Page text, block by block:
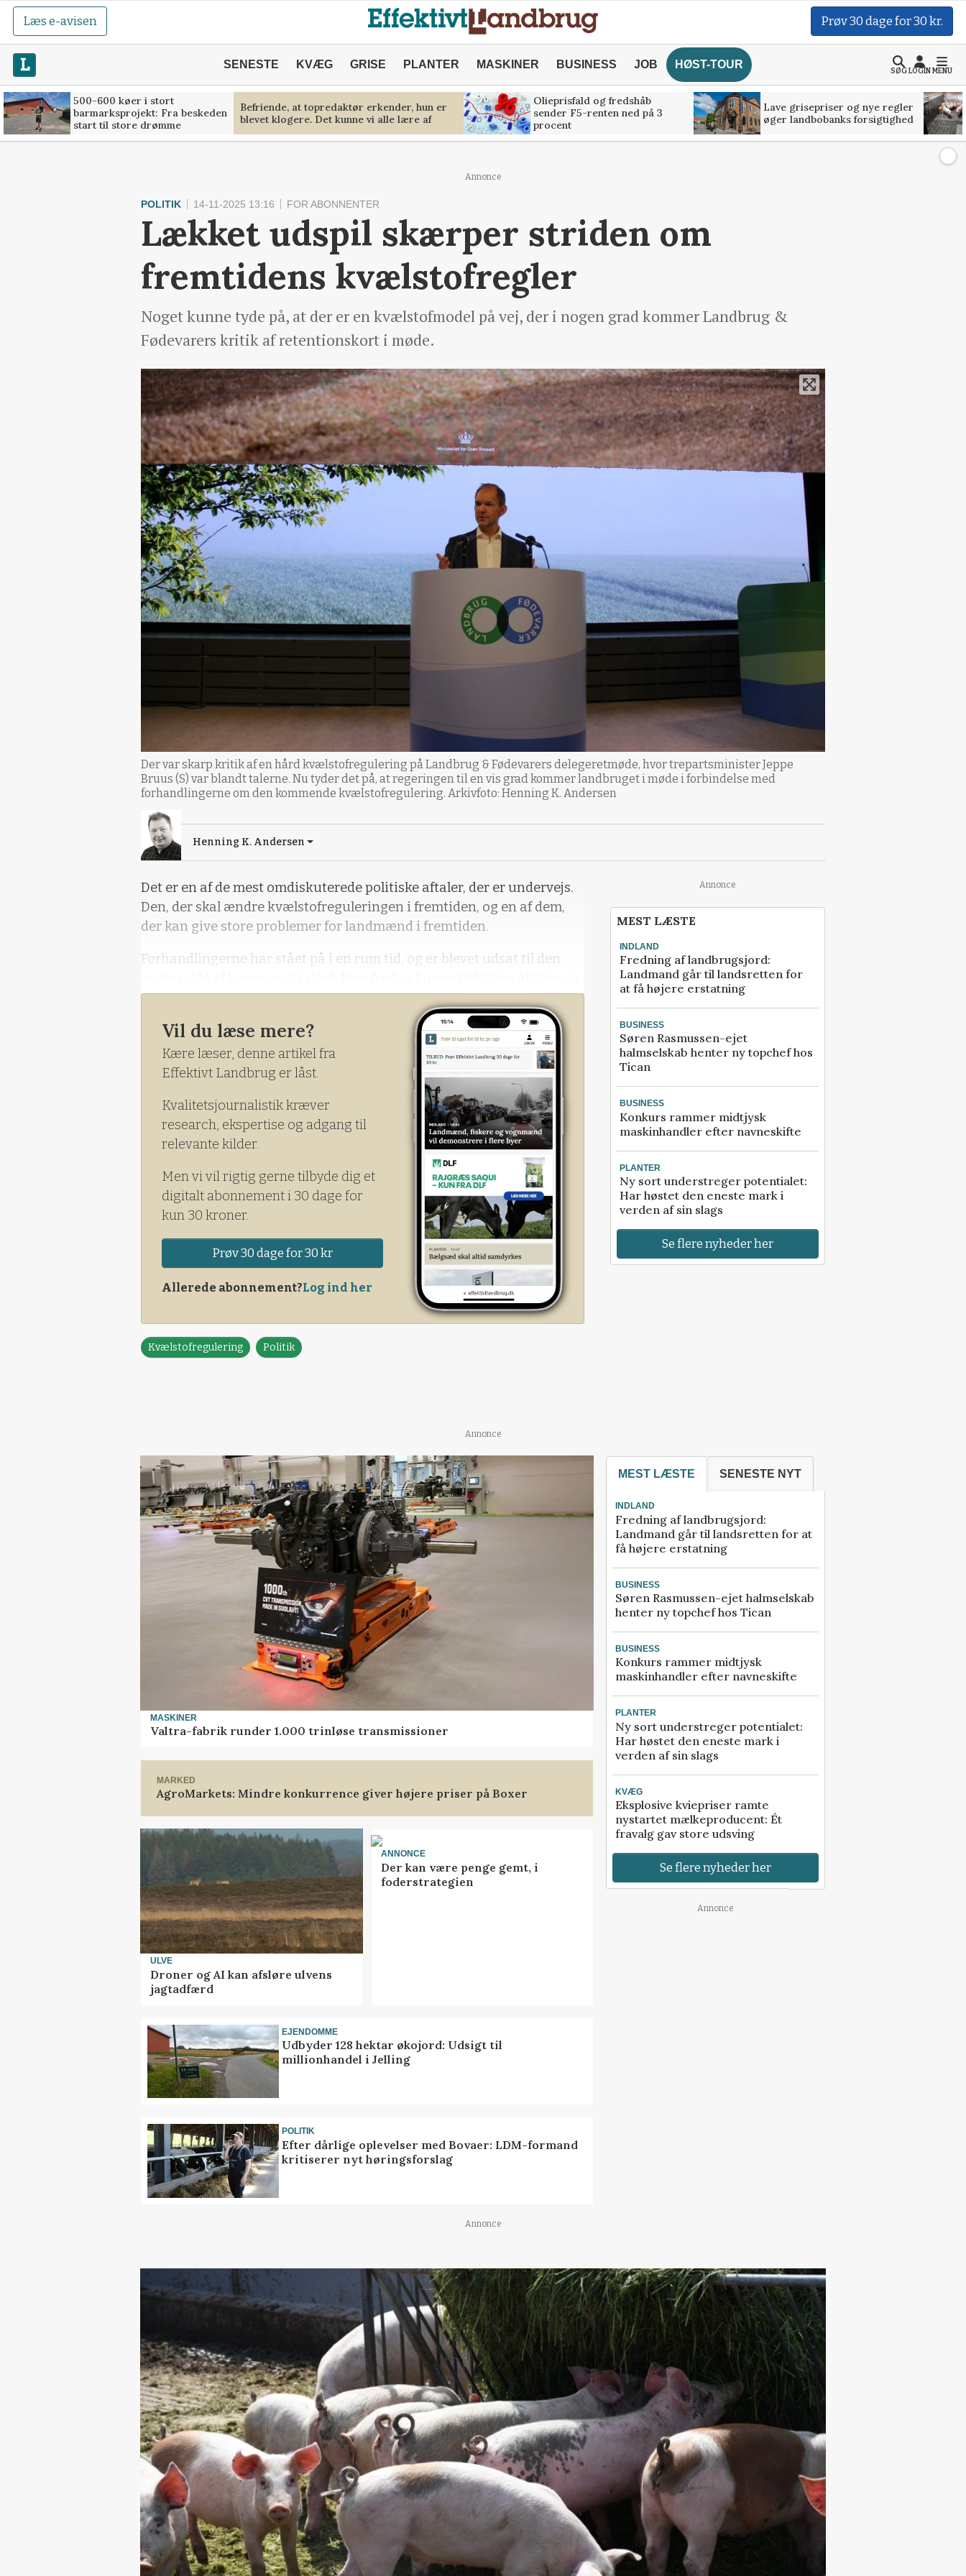
Læs e-avisen Prøv 30 dage for 30 kr.
SENESTE KVÆG GRISE PLANTER MASKINER BUSINESS JOB HØST-TOUR
SØGLOGINMENU
500-600 køer i stort
barmarksprojekt: Fra beskeden
start til store drømme
Befriende, at topredaktør erkender, hun er
blevet klogere. Det kunne vi alle lære af
Olieprisfald og fredshåb
sender F5-renten ned på 3
procent
Lave grisepriser og nye regler
øger landbobanks forsigtighed
Annonce
POLITIK 14-11-2025 13:16 FOR ABONNENTER
Lækket udspil skærper striden om
fremtidens kvælstofregler
Noget kunne tyde på, at der er en kvælstofmodel på vej, der i nogen grad kommer Landbrug &
Fødevarers kritik af retentionskort i møde.
Der var skarp kritik af en hård kvælstofregulering på Landbrug & Fødevarers delegeretmøde, hvor trepartsminister Jeppe
Bruus (S) var blandt talerne. Nu tyder det på, at regeringen til en vis grad kommer landbruget i møde i forbindelse med
forhandlingerne om den kommende kvælstofregulering. Arkivfoto: Henning K. Andersen
Henning K. Andersen
Det er en af de mest omdiskuterede politiske aftaler, der er undervejs.
Den, der skal ændre kvælstofreguleringen i fremtiden, og en af dem,
der kan give store problemer for landmænd i fremtiden.
Forhandlingerne har stået på i en rum tid, og er blevet udsat til den
den foreløbige aftale, der ligger på bordet, vil kombinere den såkaldte
Vil du læse mere?
Kære læser, denne artikel fra
Effektivt Landbrug er låst.
Kvalitetsjournalistik kræver
research, ekspertise og adgang til
relevante kilder.
Men vi vil rigtig gerne tilbyde dig et
digitalt abonnement i 30 dage for
kun 30 kroner.
Prøv 30 dage for 30 kr
Allerede abonnement?Log ind her
Kvælstofregulering Politik
Annonce
MEST LÆSTE
INDLAND
Fredning af landbrugsjord:
Landmand går til landsretten for
at få højere erstatning
BUSINESS
Søren Rasmussen-ejet
halmselskab henter ny topchef hos
Tican
BUSINESS
Konkurs rammer midtjysk
maskinhandler efter navneskifte
PLANTER
Ny sort understreger potentialet:
Har høstet den eneste mark i
verden af sin slags
Se flere nyheder her
Annonce
MASKINER
Valtra-fabrik runder 1.000 trinløse transmissioner
MARKED
AgroMarkets: Mindre konkurrence giver højere priser på Boxer
ULVE
Droner og AI kan afsløre ulvens
jagtadfærd
ANNONCE
Der kan være penge gemt, i
foderstrategien
EJENDOMME
Udbyder 128 hektar økojord: Udsigt til
millionhandel i Jelling
POLITIK
Efter dårlige oplevelser med Bovaer: LDM-formand
kritiserer nyt høringsforslag
MEST LÆSTE SENESTE NYT
INDLAND
Fredning af landbrugsjord:
Landmand går til landsretten for at
få højere erstatning
BUSINESS
Søren Rasmussen-ejet halmselskab
henter ny topchef hos Tican
BUSINESS
Konkurs rammer midtjysk
maskinhandler efter navneskifte
PLANTER
Ny sort understreger potentialet:
Har høstet den eneste mark i
verden af sin slags
KVÆG
Eksplosive kviepriser ramte
nystartet mælkeproducent: Ét
fravalg gav store udsving
Se flere nyheder her
Annonce
Annonce